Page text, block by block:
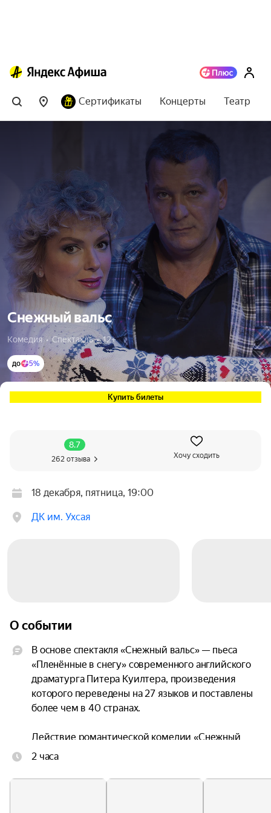
Сертификаты Концерты Театр
Снежный вальс
Комедия  •  Спектакль  •  12+
до 5%
Купить билеты
8.7
262 отзыва Хочу сходить
18 декабря, пятница, 19:00
ДК им. Ухсая
О событии
В основе спектакля «Снежный вальс» — пьеса
«Пленённые в снегу» современного английского
драматурга Питера Куилтера, произведения
которого переведены на 27 языков и поставлены
более чем в 40 странах.
Действие романтической комедии «Снежный
вальс» разворачивается на фоне зимней бури.
зарождающееся робкое, но очень тёплое
2 часа